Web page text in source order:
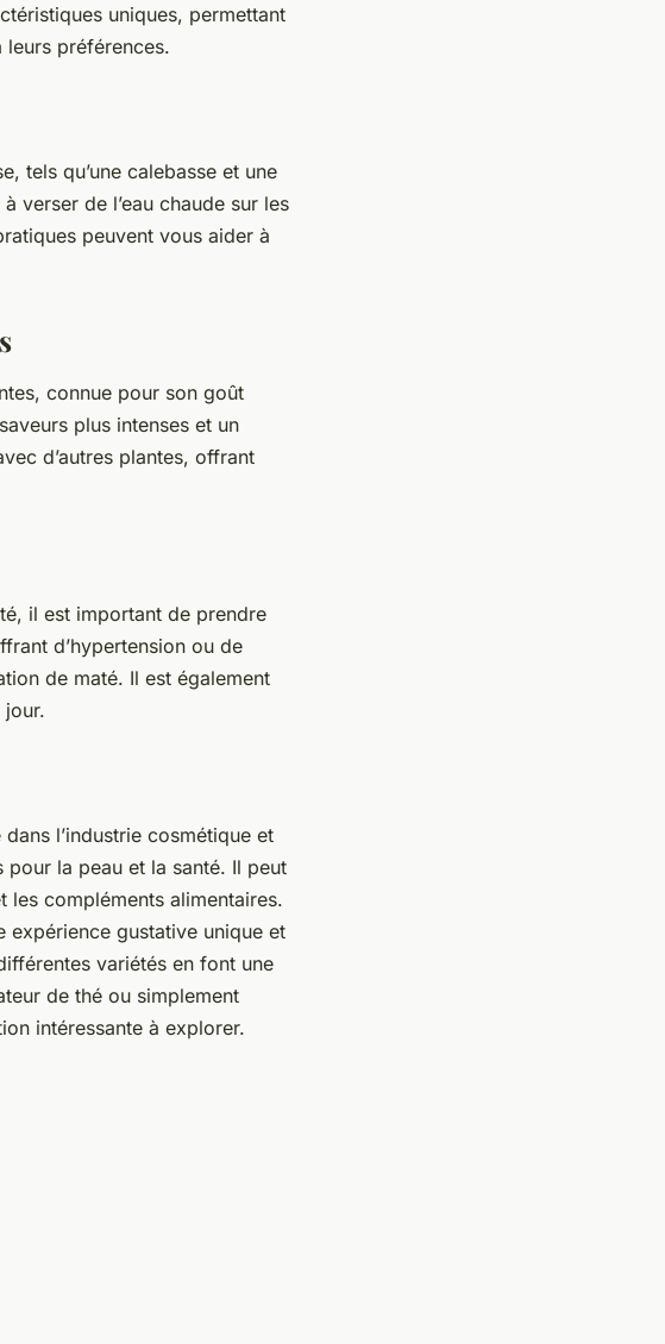
uniques, permettant
préférences.
tels qu’une calebasse et une
verser de l’eau chaude sur les
peuvent vous aider à
connue pour son goût
plus intenses et un
d’autres plantes, offrant
il est important de prendre
d’hypertension ou de
de maté. Il est également
jour.
l’industrie cosmétique et
la peau et la santé. Il peut
compléments alimentaires.
expérience gustative unique et
variétés en font une
de thé ou simplement
intéressante à explorer.